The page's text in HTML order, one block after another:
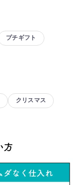
プチギフト
クリスマス